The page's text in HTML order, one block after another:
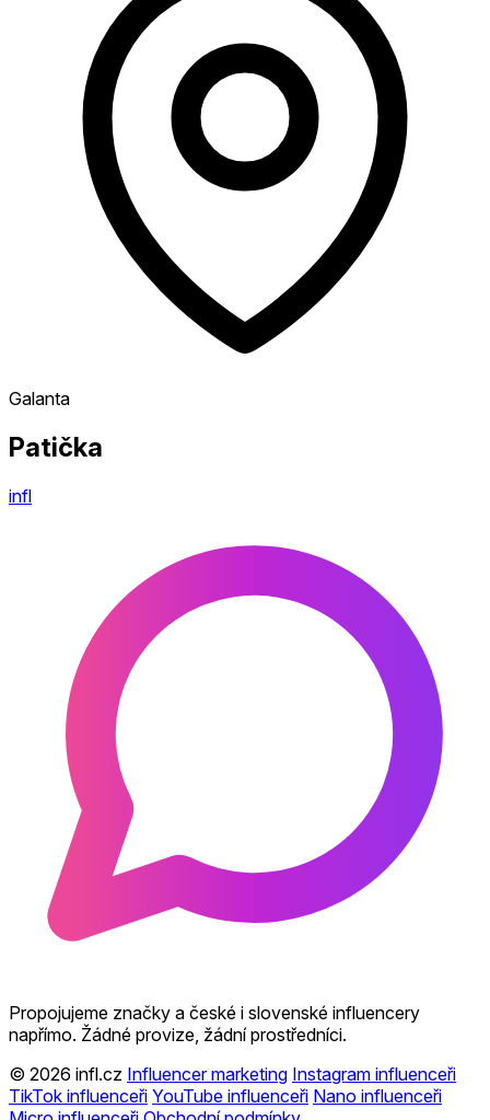
Galanta
Patička
infl
Propojujeme značky a české i slovenské influencery
napřímo. Žádné provize, žádní prostředníci.
© 2026 infl.cz Influencer marketing Instagram influenceři
TikTok influenceři YouTube influenceři Nano influenceři